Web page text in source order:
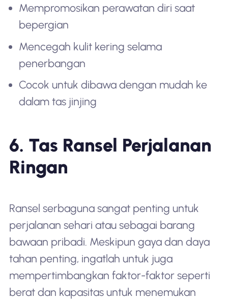
Mempromosikan perawatan diri saat
bepergian
Mencegah kulit kering selama
penerbangan
Cocok untuk dibawa dengan mudah ke
dalam tas jinjing
6. Tas Ransel Perjalanan
Ringan
Ransel serbaguna sangat penting untuk
perjalanan sehari atau sebagai barang
bawaan pribadi. Meskipun gaya dan daya
tahan penting, ingatlah untuk juga
mempertimbangkan faktor-faktor seperti
berat dan kapasitas untuk menemukan